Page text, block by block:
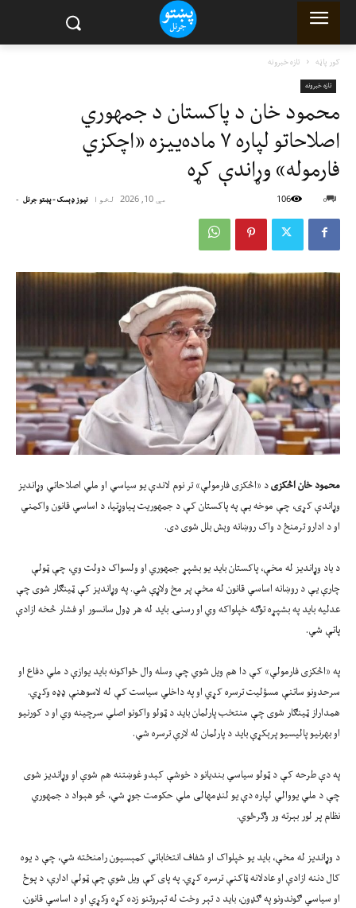
کور پاڼه تازه خبرونه
تازه خبرونه
محمود خان د پاکستان د جمهوري
اصلاحاتو لپاره ۷ ماده‌ییزه «اچکزي
فارموله» وړاندې کړه
لخوا نیوز ډېسک - پښتو جرنل - مې 10, 2026 0
106
محمود خان اڅکزید «اڅکزی فارمولې» تر نوم لاندې یو سیاسي او ملي اصلاحاتي وړاندیز
وړاندې کړی، چې موخه یې په پاکستان کې د جمهوریت پیاوړتیا، د اساسي قانون واکمني
او د ادارو ترمنځ د واک روښانه وېش بلل شوی دی.
د یاد وړاندیز له مخې، پاکستان باید یو بشپړ جمهوري او ولسواک دولت وي، چې ټولې
چارې یې د روښانه اساسي قانون له مخې پر مخ ولاړې شي. په وړاندیز کې ټینګار شوی چې
عدلیه باید په بشپړه توګه خپلواکه وي او رسنۍ باید له هر ډول سانسور او فشار څخه ازادې
پاتې شي.
په «اڅکزی فارمولې» کې دا هم ویل شوي چې وسله وال ځواکونه باید یوازې د ملي دفاع او
سرحدونو ساتنې مسؤلیت ترسره کړي او په داخلي سیاست کې له لاسوهنې ډډه وکړي.
همداراز ټینګار شوی چې منتخب پارلمان باید د ټولو واکونو اصلي سرچینه وي او د کورنیو
او بهرنیو پالیسیو پرېکړې باید د پارلمان له لارې ترسره شي.
په دې طرحه کې د ټولو سیاسي بندیانو د خوشې کېدو غوښتنه هم شوې او وړاندیز شوی
چې د ملي یووالي لپاره دې یو لنډمهالی ملي حکومت جوړ شي، څو هېواد د جمهوري
نظام پر لور بېرته ور وګرځوي.
د وړاندیز له مخې، باید یو خپلواک او شفاف انتخاباتي کمېسیون رامنځته شي، چې د یوه
کال دننه ازادې او عادلانه ټاکنې ترسره کړي. په پای کې ویل شوي چې ټولې ادارې، د پوځ
او سیاسي ګوندونو په ګډون، باید د تېر وخت له تېروتنو زده کړه وکړي او د اساسي قانون،